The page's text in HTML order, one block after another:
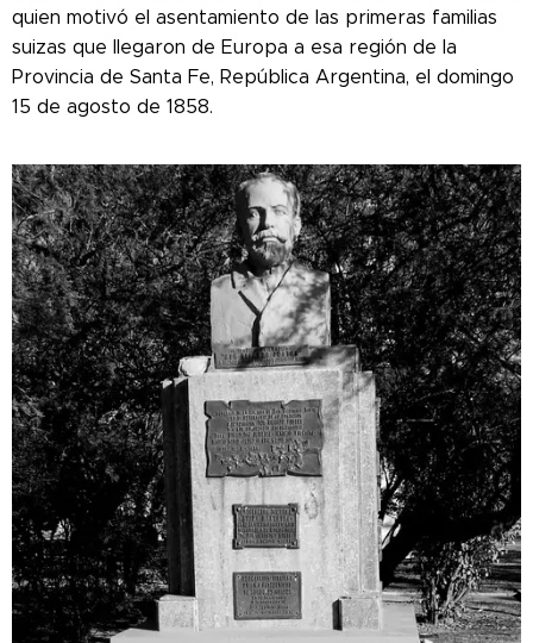
quien motivó el asentamiento de las primeras familias
suizas que llegaron de Europa a esa región de la
Provincia de Santa Fe, República Argentina, el domingo
15 de agosto de 1858.